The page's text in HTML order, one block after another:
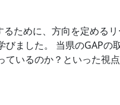
ために、方向を定める
ました。 当県のGAP
いるのか？といった視